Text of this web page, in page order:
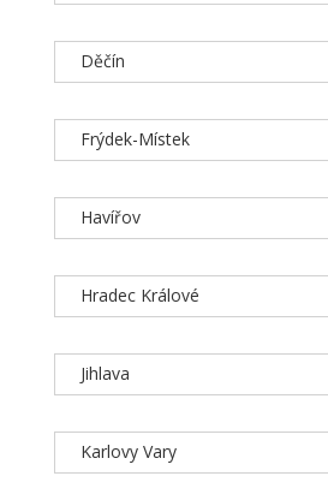
Děčín
Frýdek-Místek
Havířov
Hradec Králové
Jihlava
Karlovy Vary